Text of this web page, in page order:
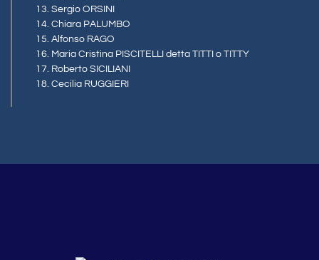
Sergio ORSINI
Chiara PALUMBO
Alfonso RAGO
Maria Cristina PISCITELLI detta TITTI o TITTY
Roberto SICILIANI
Cecilia RUGGIERI